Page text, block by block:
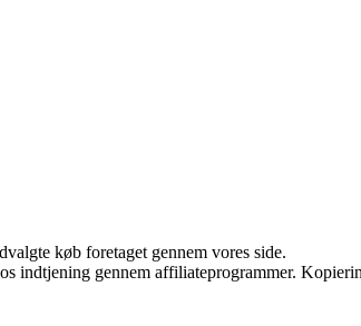
køb foretaget gennem vores side.
indtjening gennem affiliateprogrammer.